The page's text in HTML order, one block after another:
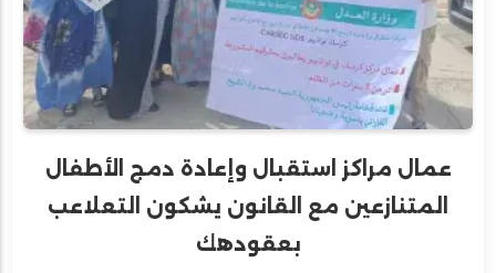
عمال مراكز استقبال وإعادة دمج الأطفال
المتنازعين مع القانون يشكون التعلاعب
بعقودهك